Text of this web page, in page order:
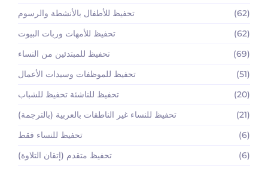
تحفيظ للأطفال بالأنشطة والرسوم
(62)
تحفيظ للأمهات وربات البيوت
(62)
تحفيظ للمبتدئين من النساء
(69)
تحفيظ للموظفات وسيدات الأعمال
(51)
تحفيظ للناشئة تحفيظ للشباب
(20)
تحفيظ للنساء غير الناطقات بالعربية (بالترجمة)
(21)
تحفيظ للنساء فقط
(6)
تحفيظ متقدم (إتقان التلاوة)
(6)